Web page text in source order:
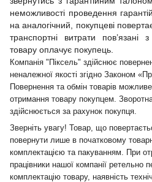
неможливості проведення
на аналогічний, покупцеві
транспортні витрати пов’язані
товару оплачує покупець.
Компанія "Піксель" здійснює
неналежної якості згідно Законом
Повернення та обмін товарів
отримання товару покупцем.
здійснюється за рахунок покупця.
Зверніть увагу! Товар, що
повернути лише в початковому
комплектацією та пакуванням. При
працівники нашої компанії ретельно
комплектацію товару, наявність